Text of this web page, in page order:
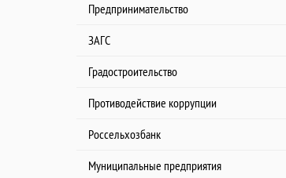
Предпринимательство
ЗАГС
Градостроительство
Противодействие коррупции
Россельхозбанк
Муниципальные предприятия